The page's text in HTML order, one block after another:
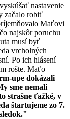
nastavenie
začalo robiť
Maťovi
najskôr poruchu
musí byť
vrcholných
Po ich hlásení
rošte. Maťo
upe dokázali
sme nemali
strašne ťažké, v
štartujeme zo 7.